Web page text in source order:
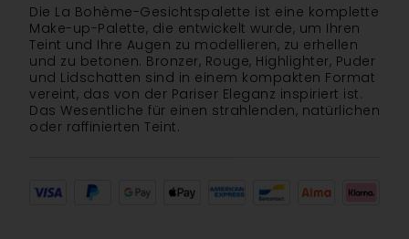
Die La Bohème-Gesichtspalette ist eine komplette
Make-up-Palette, die entwickelt wurde, um Ihren
Teint und Ihre Augen zu modellieren, zu erhellen
und zu betonen. Bronzer, Rouge, Highlighter, Puder
und Lidschatten sind in einem kompakten Format
vereint, das von der Pariser Eleganz inspiriert ist.
Das Wesentliche für einen strahlenden, natürlichen
oder raffinierten Teint.